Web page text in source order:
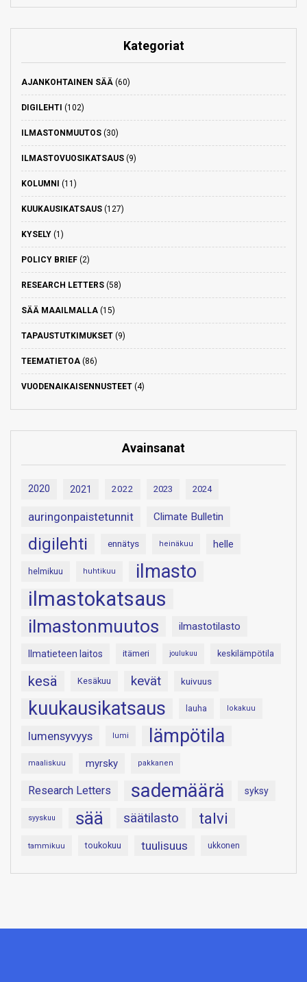
Kategoriat
AJANKOHTAINEN SÄÄ (60)
DIGILEHTI (102)
ILMASTONMUUTOS (30)
ILMASTOVUOSIKATSAUS (9)
KOLUMNI (11)
KUUKAUSIKATSAUS (127)
KYSELY (1)
POLICY BRIEF (2)
RESEARCH LETTERS (58)
SÄÄ MAAILMALLA (15)
TAPAUSTUTKIMUKSET (9)
TEEMATIETOA (86)
VUODENAIKAISENNUSTEET (4)
Avainsanat
2020 2021 2022 2023 2024
auringonpaistetunnit Climate Bulletin
digilehti ennätys heinäkuu helle
helmikuu huhtikuu ilmasto
ilmastokatsaus
ilmastonmuutos ilmastotilasto
Ilmatieteen laitos itämeri joulukuu keskilämpötila
kesä Kesäkuu kevät kuivuus
kuukausikatsaus lauha lokakuu
lumensyvyys lumi lämpötila
maaliskuu myrsky pakkanen
Research Letters sademäärä syksy
syyskuu sää säätilasto talvi
tammikuu toukokuu tuulisuus ukkonen